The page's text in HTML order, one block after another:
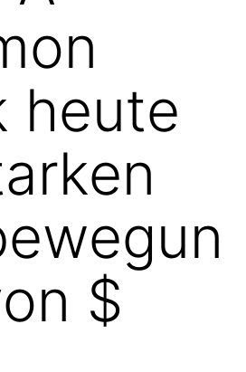
heute
$